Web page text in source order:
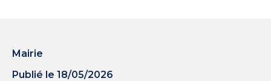
Mairie
Publié le 18/05/2026